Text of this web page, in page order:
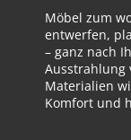
Möbel zum
entwerfen,
– ganz nach
Ausstrahlung
Materialien
Komfort und